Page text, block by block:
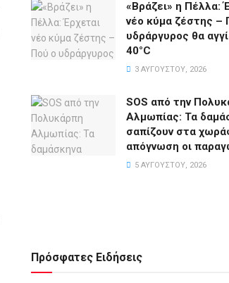
«Βράζει» η Πέλλα:
νέο κύμα ζέστης –
υδράργυρος θα
40°C
3 ΑΥΓΟΎΣΤΟΥ, 2026
SOS από την
Αλμωπίας: Τα
σαπίζουν στα
απόγνωση οι
5 ΑΥΓΟΎΣΤΟΥ, 2026
Πρόσφατες Ειδήσεις